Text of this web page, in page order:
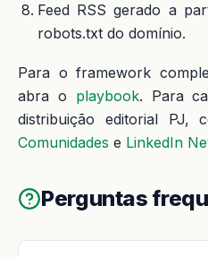
Feed RSS gerado a
robots.txt do domínio.
Para o framework
abra o playbook. Para
distribuição editorial PJ,
Comunidades e LinkedIn
Perguntas